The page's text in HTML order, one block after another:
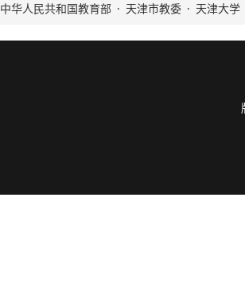
中华人民共和国教育部 · 天津市教委 · 天津大学